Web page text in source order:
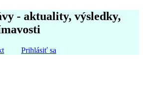
- aktuality, výsledky,
Prihlásiť sa